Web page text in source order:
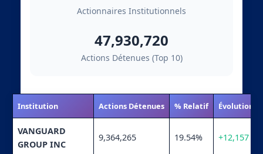
Actionnaires Institutionnels
47,930,720
Actions Détenues (Top 10)
Institution Actions Détenues % Relatif Évolution
VANGUARD
GROUP INC
9,364,265 19.54% +12,157